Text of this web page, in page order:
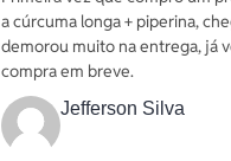
a cúrcuma longa + piperina,
demorou muito na entrega, já
compra em breve.
Jefferson Silva